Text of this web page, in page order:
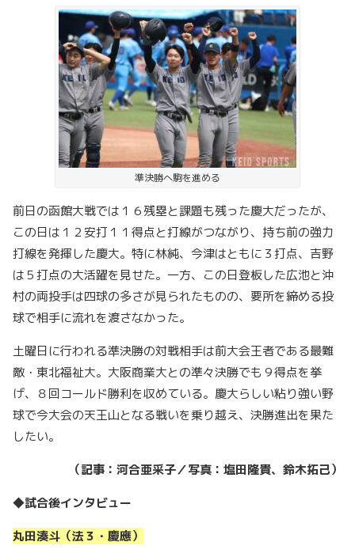
準決勝へ駒を進める
前日の函館大戦では１６残塁と課題も残った慶大だったが、
この日は１２安打１１得点と打線がつながり、持ち前の強力
打線を発揮した慶大。特に林純、今津はともに３打点、吉野
は５打点の大活躍を見せた。一方、この日登板した広池と沖
村の両投手は四球の多さが見られたものの、要所を締める投
球で相手に流れを渡さなかった。
土曜日に行われる準決勝の対戦相手は前大会王者である最難
敵・東北福祉大。大阪商業大との準々決勝でも９得点を挙
げ、８回コールド勝利を収めている。慶大らしい粘り強い野
球で今大会の天王山となる戦いを乗り越え、決勝進出を果た
したい。
（記事：河合亜采子／写真：塩田隆貴、鈴木拓己）
◆試合後インタビュー
丸田湊斗（法３・慶應）